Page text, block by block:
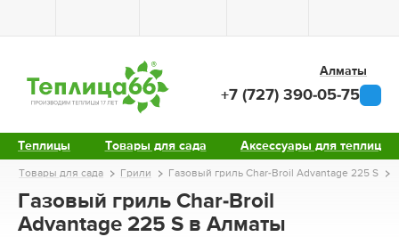
Теплицы Товары для сада Аксессуары для теплиц
Алматы
+7 (727) 390-05-75
Товары для сада Грили Газовый гриль Char-Broil Advantage 225 S
Газовый гриль Char-Broil
Advantage 225 S в Алматы